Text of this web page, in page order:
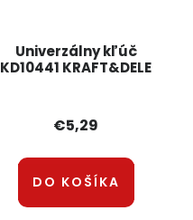
Univerzálny kľúč
KD10441 KRAFT&DELE
€5,29
DO KOŠÍKA